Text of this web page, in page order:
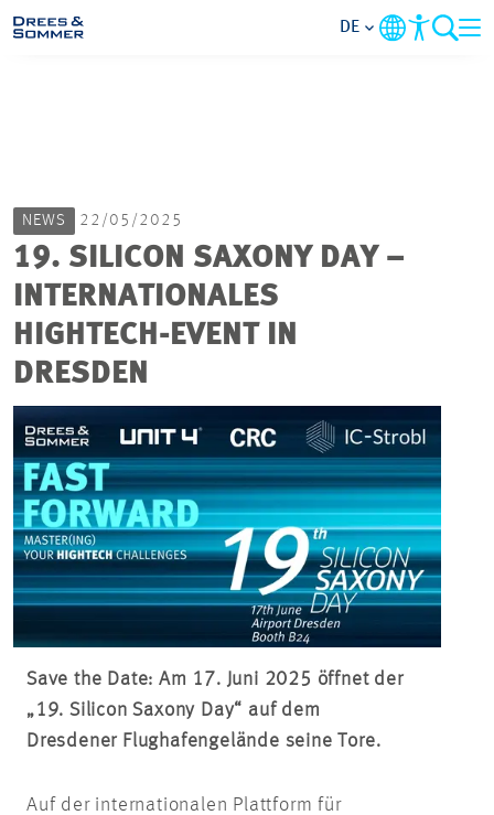
IM FOKUS
PROJEKTE
KONTAKT
DE
NEWS 22/05/2025
19. SILICON SAXONY DAY –
INTERNATIONALES
HIGHTECH-EVENT IN
DRESDEN
Save the Date: Am 17. Juni 2025 öffnet der
„19. SiliconSaxony Day“ auf dem
Dresdener Flughafengelände seine Tore.
Auf der internationalen Plattform für